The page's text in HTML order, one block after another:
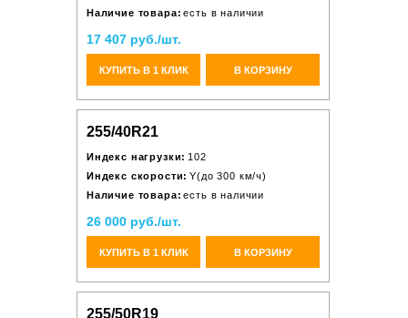
Наличие товара: есть в наличии
17 407 руб./шт.
КУПИТЬ В 1 КЛИК В КОРЗИНУ
255/40R21
Индекс нагрузки: 102
Индекс скорости: Y(до 300 км/ч)
Наличие товара: есть в наличии
26 000 руб./шт.
КУПИТЬ В 1 КЛИК В КОРЗИНУ
255/50R19